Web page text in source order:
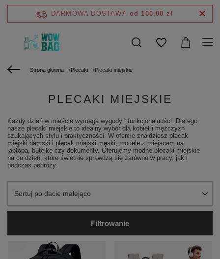
DARMOWA DOSTAWA od 100,00 zł
Strona główna Plecaki Plecaki miejskie
PLECAKI MIEJSKIE
Każdy dzień w mieście wymaga wygody i funkcjonalności. Dlatego
nasze plecaki miejskie to idealny wybór dla kobiet i mężczyzn
szukających stylu i praktyczności. W ofercie znajdziesz plecak
miejski damski i plecak miejski męski, modele z miejscem na
laptopa, butelkę czy dokumenty. Oferujemy modne plecaki miejskie
na co dzień, które świetnie sprawdzą się zarówno w pracy, jak i
podczas podróży.
Zmień sortowanie
Sortuj po dacie malejąco
Filtrowanie